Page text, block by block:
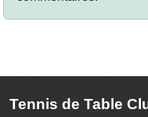
Tennis de Table